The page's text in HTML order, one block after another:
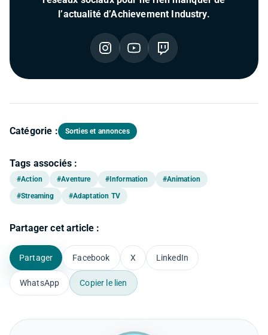
l’actualité d’Achievement Industry.
InstagramYouTubeTwitch
Catégorie : Sorties et annonces
Tags associés :
#Action #Aventure #Information
#Animation
#Streaming
#Adaptation TV
Partager cet article :
Partager Facebook X LinkedIn
WhatsApp Copier le lien